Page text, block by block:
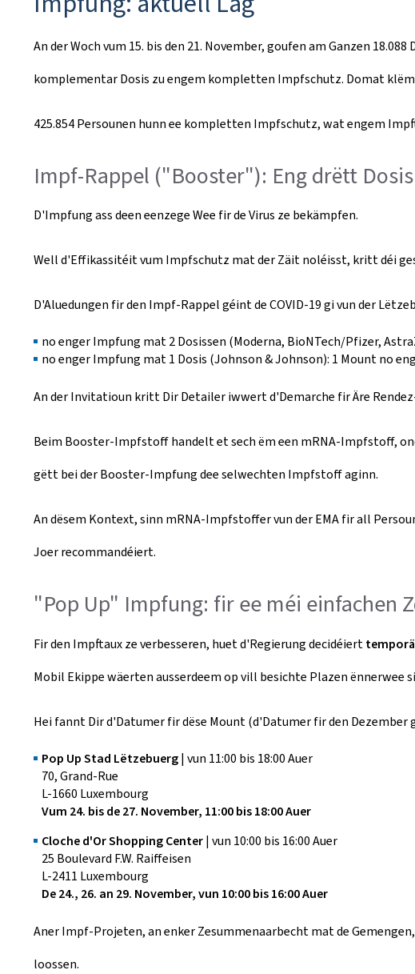
An der Woch vum 15. bis den 21. November, goufen am Ganzen
komplementar Dosis zu engem kompletten Impfschutz. Domat
425.854 Persounen hunn ee kompletten Impfschutz, wat engem
Impf-Rappel ("Booster"): Eng drëtt
D'Impfung ass deen eenzege Wee fir de Virus ze bekämpfen.
Well d'Effikassitéit vum Impfschutz mat der Zäit noléisst, kritt déi
D'Aluedungen fir den Impf-Rappel géint de COVID-19 gi vun der
no enger Impfung mat 2 Dosissen (Moderna, BioNTech/Pfizer,
no enger Impfung mat 1 Dosis (Johnson & Johnson): 1 Mount no
An der Invitatioun kritt Dir Detailer iwwert d'Demarche fir Äre
Beim Booster-Impfstoff handelt et sech ëm een mRNA-Impfstoff,
gëtt bei der Booster-Impfung dee selwechten Impfstoff aginn.
An dësem Kontext, sinn mRNA-Impfstoffer vun der EMA fir all
Joer recommandéiert.
"Pop Up" Impfung: fir ee méi einfachen
Fir den Impftaux ze verbesseren, huet d'Regierung decidéiert
Mobil Ekippe wäerten ausserdeem op vill besichte Plazen ënnerwee
Hei fannt Dir d'Datumer fir dëse Mount (d'Datumer fir den
Pop Up Stad Lëtzebuerg| vun 11:00 bis 18:00 Auer
70, Grand-Rue
L-1660 Luxembourg
Vum 24. bis de 27. November, 11:00 bis 18:00 Auer
Cloche d'Or Shopping Center| vun 10:00 bis 16:00 Auer
25 Boulevard F.W. Raiffeisen
L-2411 Luxembourg
De 24., 26. an 29. November, vun 10:00 bis 16:00 Auer
Aner Impf-Projeten, an enker Zesummenaarbecht mat de
loossen.